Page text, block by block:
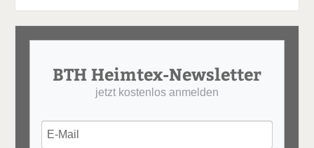
BTH Heimtex-Newsletter
jetzt kostenlos anmelden